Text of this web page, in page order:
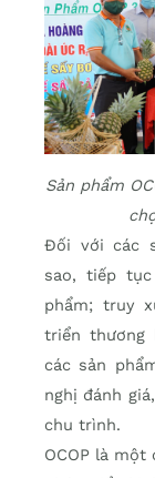
Sản phẩm
Đối với các
sao, tiếp
phẩm; truy
triển thương
các sản
nghị đánh
chu trình.
OCOP là